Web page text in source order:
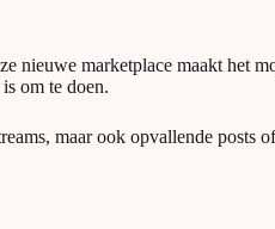
nieuwe marketplace maakt het
om te doen.
maar ook opvallende posts